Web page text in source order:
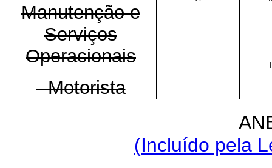
Manutenção e
Serviços
Operacionais
- Motorista
I
(Incluído pela